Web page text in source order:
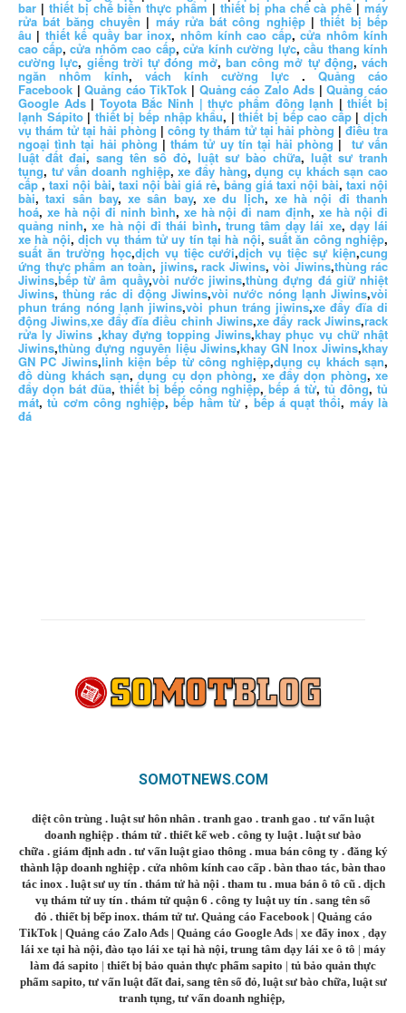
bar | thiết bị chế biến thực phẩm | thiết bị pha chế cà phê| máy
rửa bát băng chuyền | máy rửa bát công nghiệp|thiết bị bếp
âu | thiết kế quầy bar inox, nhôm kính cao cấp,cửa nhôm kính
cao cấp, cửa nhôm cao cấp, cửa kính cường lực, cầu thang kính
cường lực, giếng trời tự đóng mở, ban công mở tự động, vách
ngăn nhôm kính, vách kính cường lực .Quảng cáo
Facebook |Quảng cáo TikTok | Quảng cáo Zalo Ads |Quảng cáo
Google Ads| Toyota Bắc Ninh | thực phẩm đông lạnh |thiết bị
lạnh Sápito |thiết bị bếp nhập khẩu, |thiết bị bếp cao cấp|dịch
vụ thám tử tại hải phòng | công ty thám tử tại hải phòng |điều tra
ngoại tình tại hải phòng |thám tử uy tín tại hải phòng | tư vấn
luật đất đai, sang tên sổ đỏ, luật sư bào chữa, luật sư tranh
tụng, tư vấn doanh nghiệp,xe đẩy hàng,dụng cụ khách sạn cao
cấp, taxi nội bài, taxi nội bài giá rẻ, bảng giá taxi nội bài, taxi nội
bài,taxi sân bay,xe sân bay,xe du lịch, xe hà nội đi thanh
hoá, xe hà nội đi ninh bình, xe hà nội đi nam định,xe hà nội đi
quảng ninh,xe hà nội đi thái bình, trung tâm dạy lái xe, dạy lái
xe hà nội,dịch vụ thám tử uy tín tại hà nội,suất ăn công nghiệp,
suất ăn trường học,dịch vụ tiệc cưới,dịch vụ tiệc sự kiện,cung
ứng thực phẩm an toàn, jiwins, rack Jiwins, vòi Jiwins,thùng rác
Jiwins,bếp từ âm quầy,vòi nước jiwins,thùng đựng đá giữ nhiệt
Jiwins,thùng rác di động Jiwins,vòi nước nóng lạnh Jiwins,vòi
phun tráng nóng lạnh jiwins,vòi phun tráng jiwins,xe đẩy đĩa di
động Jiwins,xe đẩy đĩa điều chỉnh Jiwins,xe đẩy rack Jiwins,rack
rửa ly Jiwins ,khay đựng topping Jiwins,khay phục vụ chữ nhật
Jiwins,thùng đựng nguyên liệu Jiwins,khay GN Inox Jiwins,khay
GN PC Jiwins,linh kiện bếp từ công nghiệp,dụng cụ khách sạn,
đồ dùng khách sạn,dụng cụ dọn phòng,xe đẩy dọn phòng,xe
đẩy dọn bát đũa,thiết bị bếp công nghiệp,bếp á từ,tủ đông,tủ
mát,tủ cơm công nghiệp,bếp hầm từ ,bếp á quạt thổi, máy là
đá
SOMOTNEWS.COM
diệt côn trùng . luật sư hôn nhân . tranh gao . tranh gao . tư vấn luật
doanh nghiệp . thám tử . thiết kế web . công ty luật. luật sư bào
chữa. giám định adn. tư vấn luật giao thông . mua bán công ty. đăng ký
thành lập doanh nghiệp . cửa nhôm kính cao cấp . bàn thao tác, bàn thao
tác inox. luật sư uy tín. thám tử hà nội. tham tu. mua bán ô tô cũ. dịch
vụ thám tử uy tín . thám tử quận 6 . công ty luật uy tín . sang tên sổ
đỏ . thiết bị bếp inox. thám tử tư. Quảng cáo Facebook| Quảng cáo
TikTok | Quảng cáo Zalo Ads | Quảng cáo Google Ads | xe đẩy inox , dạy
lái xe tại hà nội, đào tạo lái xe tại hà nội, trung tâm dạy lái xe ô tô | máy
làm đá sapito | thiết bị bảo quản thực phẩm sapito | tủ bảo quản thực
phẩm sapito, tư vấn luật đất đai, sang tên sổ đỏ, luật sư bào chữa, luật sư
tranh tụng, tư vấn doanh nghiệp,